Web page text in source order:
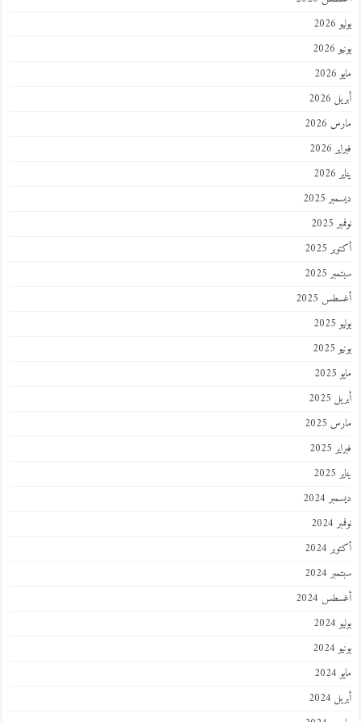
يوليو 2026
يونيو 2026
مايو 2026
أبريل 2026
مارس 2026
فبراير 2026
يناير 2026
ديسمبر 2025
نوفمبر 2025
أكتوبر 2025
سبتمبر 2025
أغسطس 2025
يوليو 2025
يونيو 2025
مايو 2025
أبريل 2025
مارس 2025
فبراير 2025
يناير 2025
ديسمبر 2024
نوفمبر 2024
أكتوبر 2024
سبتمبر 2024
أغسطس 2024
يوليو 2024
يونيو 2024
مايو 2024
أبريل 2024